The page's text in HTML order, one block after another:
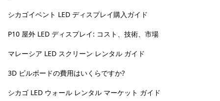
シカゴイベント LED ディスプレイ購入ガイド
P10 屋外 LED ディスプレイ: コスト、技術、市場
マレーシア LED スクリーン レンタル ガイド
3D ビルボードの費用はいくらですか?
シカゴ LED ウォール レンタル マーケット ガイド